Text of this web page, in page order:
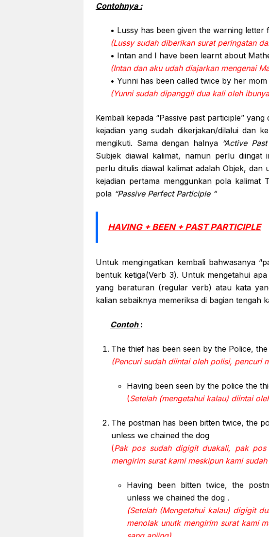
Contohnya :
• Lussy has been given the warning
(Lussy sudah diberikan surat peringatan
• Intan and I have been learnt about
(Intan dan aku udah diajarkan mengenai
• Yunni has been called twice by her mom
(Yunni sudah dipanggil dua kali oleh
Kembali kepada “Passive past participle”
kejadian yang sudah dikerjakan/dilalui dan
mengikuti. Sama dengan halnya “Active
Subjek diawal kalimat, namun perlu diingat
perlu ditulis diawal kalimat adalah Objek, dan
kejadian pertama menggunkan pola kalimat
pola “Passive Perfect Participle “
HAVING + BEEN + PAST PARTICIPLE
Untuk mengingatkan kembali bahwasanya
bentuk ketiga(Verb 3). Untuk mengetahui
yang beraturan (regular verb) atau kata
kalian sebaiknya memeriksa di bagian tengah
Contoh :
The thief has been seen by the Police,
(Pencuri sudah diintai oleh polisi, pencuri
Having been seen by the police the
(Setelah (mengetahui kalau) diintai
The postman has been bitten twice, the
unless we chained the dog
(Pak pos sudah digigit duakali, pak pos
mengirim surat kami meskipun kami
Having been bitten twice, the
unless we chained the dog .
(Setelah (Mengetahui kalau) digigit
menolak unutk mengirim surat kami